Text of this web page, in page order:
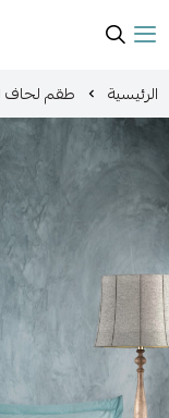
الرئيسية طقم لحاف